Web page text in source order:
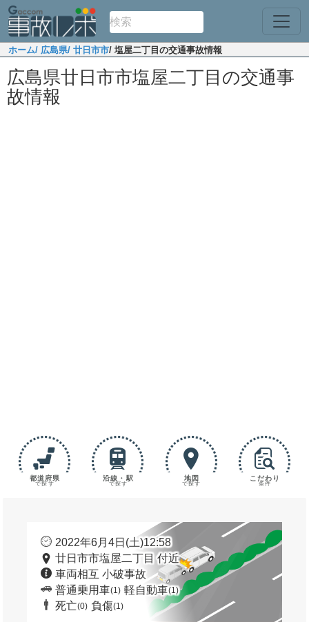
ホーム/ 広島県/ 廿日市市/ 塩屋二丁目の交通事故情報
広島県廿日市市塩屋二丁目の交通事
故情報
都道府県
で探す
沿線・駅
で探す
地図
で探す
こだわり
条件
2022年6月4日(土)12:58
廿日市市塩屋二丁目 付近
車両相互 小破事故
普通乗用車(1) 軽自動車(1)
死亡(0) 負傷(1)